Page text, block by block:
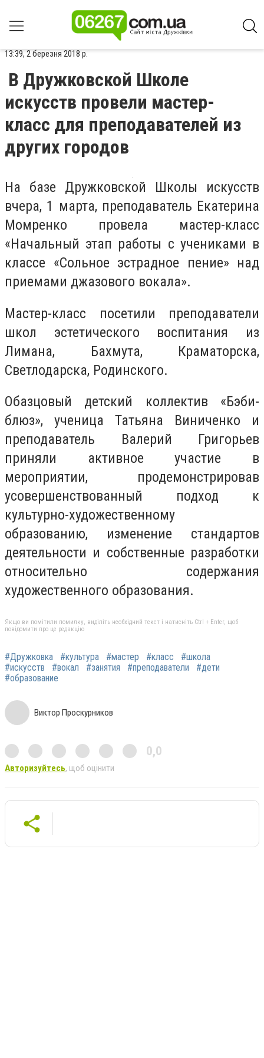
13:39, 2 березня 2018 р.
В Дружковской Школе
искусств провели мастер-
класс для преподавателей из
других городов
На базе Дружковской Школы искусств
вчера, 1 марта, преподаватель Екатерина
Момренко провела мастер-класс
«Начальный этап работы с учениками в
классе «Сольное эстрадное пение» над
приемами джазового вокала».
Мастер-класс посетили преподаватели
школ эстетического воспитания из
Лимана, Бахмута, Краматорска,
Светлодарска, Родинского.
Обазцовый детский коллектив «Бэби-
блюз», ученица Татьяна Виниченко и
преподаватель Валерий Григорьев
приняли активное участие в
мероприятии, продемонстрировав
усовершенствованный подход к
культурно-художественному
образованию, изменение стандартов
деятельности и собственные разработки
относительно содержания
художественного образования.
Якщо ви помітили помилку, виділіть необхідний текст і натисніть Ctrl + Enter, щоб
повідомити про це редакцію
#Дружковка #культура #мастер #класс
#школа
#искусств
#вокал #занятия #преподаватели
#дети
#образование
Виктор Проскурников
0,0
Авторизуйтесь, щоб оцінити